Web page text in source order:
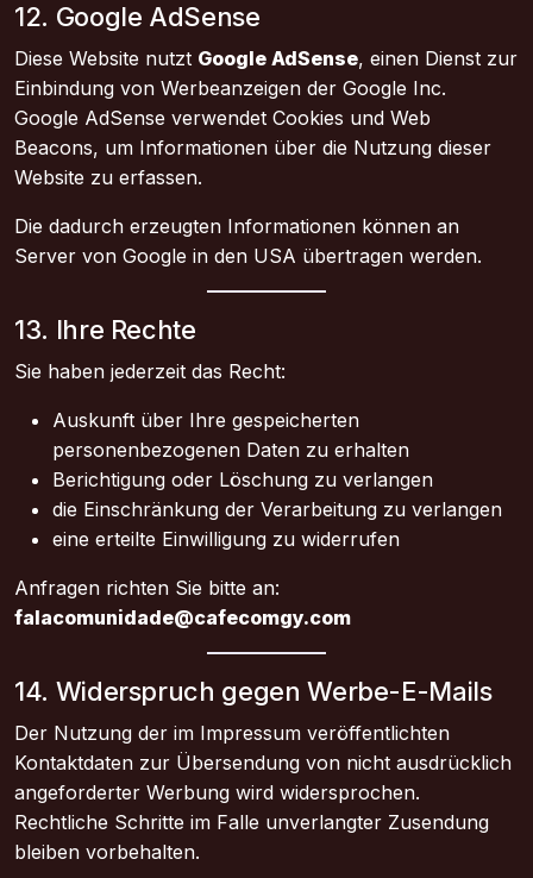
12. Google AdSense
Diese Website nutzt Google AdSense, einen Dienst zur
Einbindung von Werbeanzeigen der Google Inc.
Google AdSense verwendet Cookies und Web
Beacons, um Informationen über die Nutzung dieser
Website zu erfassen.
Die dadurch erzeugten Informationen können an
Server von Google in den USA übertragen werden.
13. Ihre Rechte
Sie haben jederzeit das Recht:
Auskunft über Ihre gespeicherten
personenbezogenen Daten zu erhalten
Berichtigung oder Löschung zu verlangen
die Einschränkung der Verarbeitung zu verlangen
eine erteilte Einwilligung zu widerrufen
Anfragen richten Sie bitte an:
falacomunidade@cafecomgy.com
14. Widerspruch gegen Werbe-E-Mails
Der Nutzung der im Impressum veröffentlichten
Kontaktdaten zur Übersendung von nicht ausdrücklich
angeforderter Werbung wird widersprochen.
Rechtliche Schritte im Falle unverlangter Zusendung
bleiben vorbehalten.